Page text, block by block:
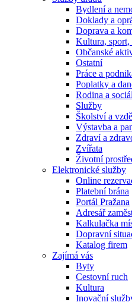
Bydlení a
Doklady a
Doprava a
Kultura, sport,
Občanské
Ostatní
Práce a
Poplatky a
Rodina a
Služby
Školství a
Výstavba a
Zdraví a
Zvířata
Životní
Elektronické služby
Online
Platební brána
Portál Pražana
Adresář
Kalkulačka
Dopravní
Katalog firem
Zajímá vás
Byty
Cestovní ruch
Kultura
Inovační